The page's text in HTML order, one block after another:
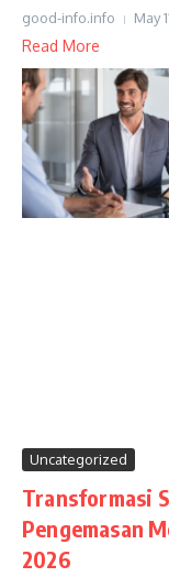
good-info.info May
Read More
Uncategorized
Transformasi
Pengemasan
2026